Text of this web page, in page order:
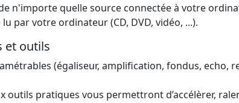
n'importe quelle source connectée à votre
par votre ordinateur (CD, DVD, vidéo, ...).
et outils
(égaliseur, amplification, fondus, echo,
outils pratiques vous permettront d’accélèrer,